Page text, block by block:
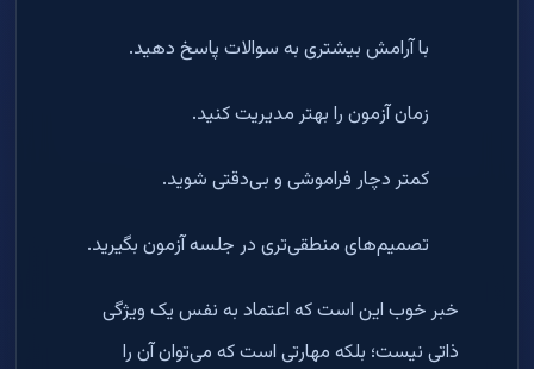
با آرامش بیشتری به سوالات پاسخ دهید.
زمان آزمون را بهتر مدیریت کنید.
کمتر دچار فراموشی و بی‌دقتی شوید.
تصمیم‌های منطقی‌تری در جلسه آزمون بگیرید.
خبر خوب این است که اعتماد به نفس یک ویژگی
ذاتی نیست؛ بلکه مهارتی است که می‌توان آن را